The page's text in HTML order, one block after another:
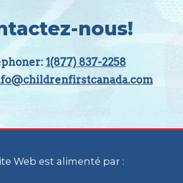
nous!
1(877) 837-2258
Web est alimenté par :